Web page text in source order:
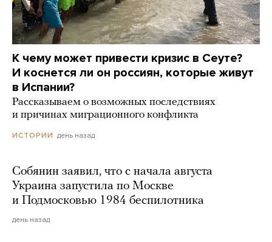
К чему может привести кризис в Сеуте?
И коснется ли он россиян, которые живут
в Испании?
Рассказываем о возможных последствиях
и причинах миграционного конфликта
ИСТОРИИ день назад
Собянин заявил, что с начала августа
Украина запустила по Москве
и Подмосковью 1984 беспилотника
день назад